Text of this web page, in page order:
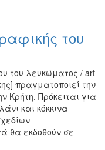
του
του λευκώματος / art
πραγματοποιεί την
Κρήτη. Πρόκειται για
και κόκκινα
θα εκδοθούν σε